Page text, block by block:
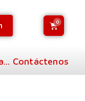
Contáctenos